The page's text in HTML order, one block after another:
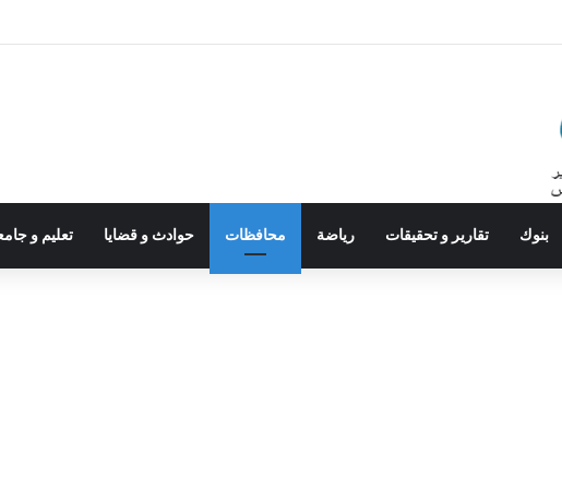
بنوك تقارير و تحقيقات رياضة محافظات حوادث و قضايا تعليم و